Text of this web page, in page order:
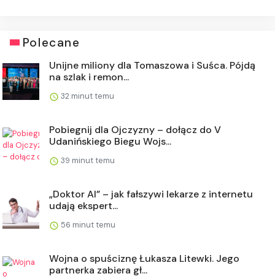
Polecane
Unijne miliony dla Tomaszowa i Suśca. Pójdą
na szlak i remon...
32 minut temu
Pobiegnij dla Ojczyzny – dołącz do V
Udanińskiego Biegu Wojs...
39 minut temu
„Doktor AI” – jak fałszywi lekarze z internetu
udają ekspert...
56 minut temu
Wojna o spuściznę Łukasza Litewki. Jego
partnerka zabiera gł...